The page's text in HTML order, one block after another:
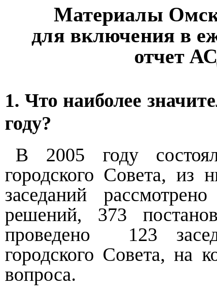
Материалы
для включения в
отчет
1. Что наиболее
году?
В 2005 году
городского Совета,
заседаний
решений, 373
проведено 123
городского Совета, на
вопроса.